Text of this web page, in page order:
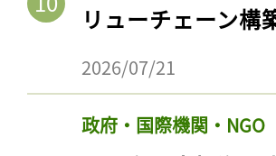
リューチェーン構
2026/07/21
政府・国際機関・NGO